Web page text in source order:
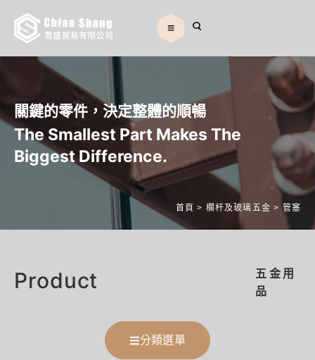
關鍵的零件，決定整體的順暢
The Smallest Part Makes The
Biggest Difference.
首頁 > 欄杆及玻璃五金 > 管塞
Product
五金用
品
分類選單